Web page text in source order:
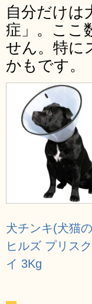
自分だけは
症」。ここ
せん。特に
かもです。
犬チンキ(犬猫
ヒルズ プリス
イ 3Kg